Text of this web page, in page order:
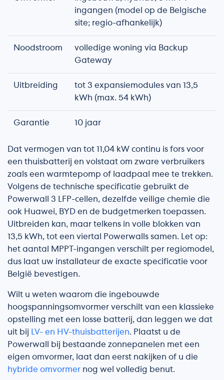
ingangen (model op de Belgische
site; regio-afhankelijk)
Noodstroom
volledige woning via Backup
Gateway
Uitbreiding
tot 3 expansiemodules van 13,5
kWh (max. 54 kWh)
Garantie 10 jaar
Dat vermogen van tot 11,04 kW continu is fors voor
een thuisbatterij en volstaat om zware verbruikers
zoals een warmtepomp of laadpaal mee te trekken.
Volgens de technische specificatie gebruikt de
Powerwall 3 LFP-cellen, dezelfde veilige chemie die
ook Huawei, BYD en de budgetmerken toepassen.
Uitbreiden kan, maar telkens in volle blokken van
13,5 kWh, tot een viertal Powerwalls samen. Let op:
het aantal MPPT-ingangen verschilt per regiomodel,
dus laat uw installateur de exacte specificatie voor
België bevestigen.
Wilt u weten waarom die ingebouwde
hoogspanningsomvormer verschilt van een klassieke
opstelling met een losse batterij, dan leggen we dat
uit bij
LV- en HV-thuisbatterijen. Plaatst u de
Powerwall bij bestaande zonnepanelen met een
eigen omvormer, laat dan eerst nakijken of u die
hybride omvormer nog wel volledig benut.